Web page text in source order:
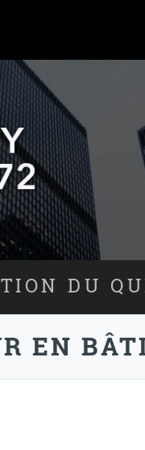
DU
EN